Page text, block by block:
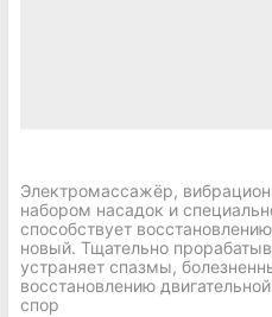
Электромассажёр,
набором насадок и
способствует
новый. Тщательно
устраняет спазмы,
восстановлению
спор